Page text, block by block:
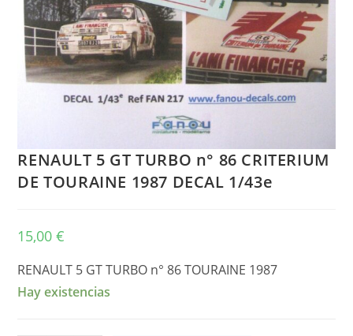
RENAULT 5 GT TURBO n° 86 CRITERIUM
DE TOURAINE 1987 DECAL 1/43e
15,00€
RENAULT 5 GT TURBO n° 86 TOURAINE 1987
Hay existencias